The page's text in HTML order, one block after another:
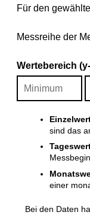
Für den
Messreihe der
Wertebereich
sind das
einer
Bei den Daten